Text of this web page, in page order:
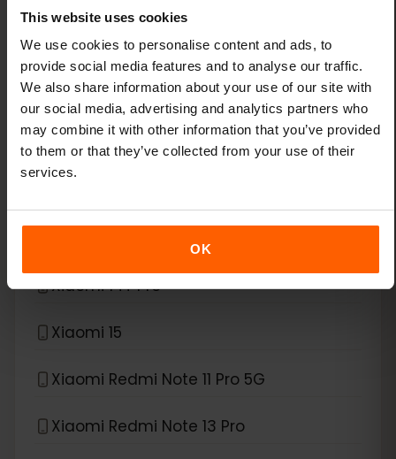
This website uses cookies
We use cookies to personalise content and ads, to
provide social media features and to analyse our traffic.
We also share information about your use of our site with
our social media, advertising and analytics partners who
may combine it with other information that you’ve provided
to them or that they’ve collected from your use of their
services.
OK
Xiaomi 13 Pro
Xiaomi 13T Pro
Xiaomi 14
Xiaomi 14T Pro
Xiaomi 15
Xiaomi Redmi Note 11 Pro 5G
Xiaomi Redmi Note 13 Pro